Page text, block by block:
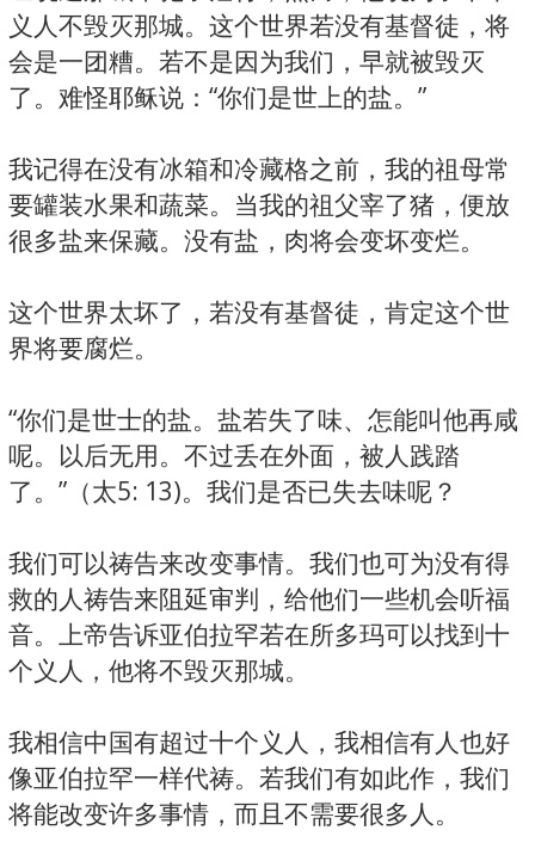
义人不毁灭那城。这个世界若没有基督徒，将
会是一团糟。若不是因为我们，早就被毁灭
了。难怪耶稣说：“你们是世上的盐。”
我记得在没有冰箱和冷藏格之前，我的祖母常
要罐装水果和蔬菜。当我的祖父宰了猪，便放
很多盐来保藏。没有盐，肉将会变坏变烂。
这个世界太坏了，若没有基督徒，肯定这个世
界将要腐烂。
“你们是世士的盐。盐若失了味、怎能叫他再咸
呢。以后无用。不过丢在外面，被人践踏
了。”（太5: 13)。我们是否已失去味呢？
我们可以祷告来改变事情。我们也可为没有得
救的人祷告来阻延审判，给他们一些机会听福
音。上帝告诉亚伯拉罕若在所多玛可以找到十
个义人，他将不毁灭那城。
我相信中国有超过十个义人，我相信有人也好
像亚伯拉罕一样代祷。若我们有如此作，我们
将能改变许多事情，而且不需要很多人。